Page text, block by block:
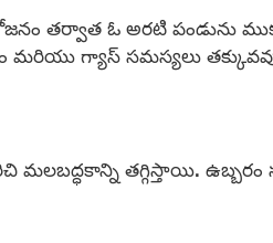
తర్వాత ఓ అరటి పండును
మరియు గ్యాస్ సమస్యలు
మలబద్ధకాన్ని తగ్గిస్తాయి.